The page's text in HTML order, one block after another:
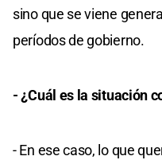
sino que se viene
períodos de gobierno.
- ¿Cuál es la situación
- En ese caso, lo que